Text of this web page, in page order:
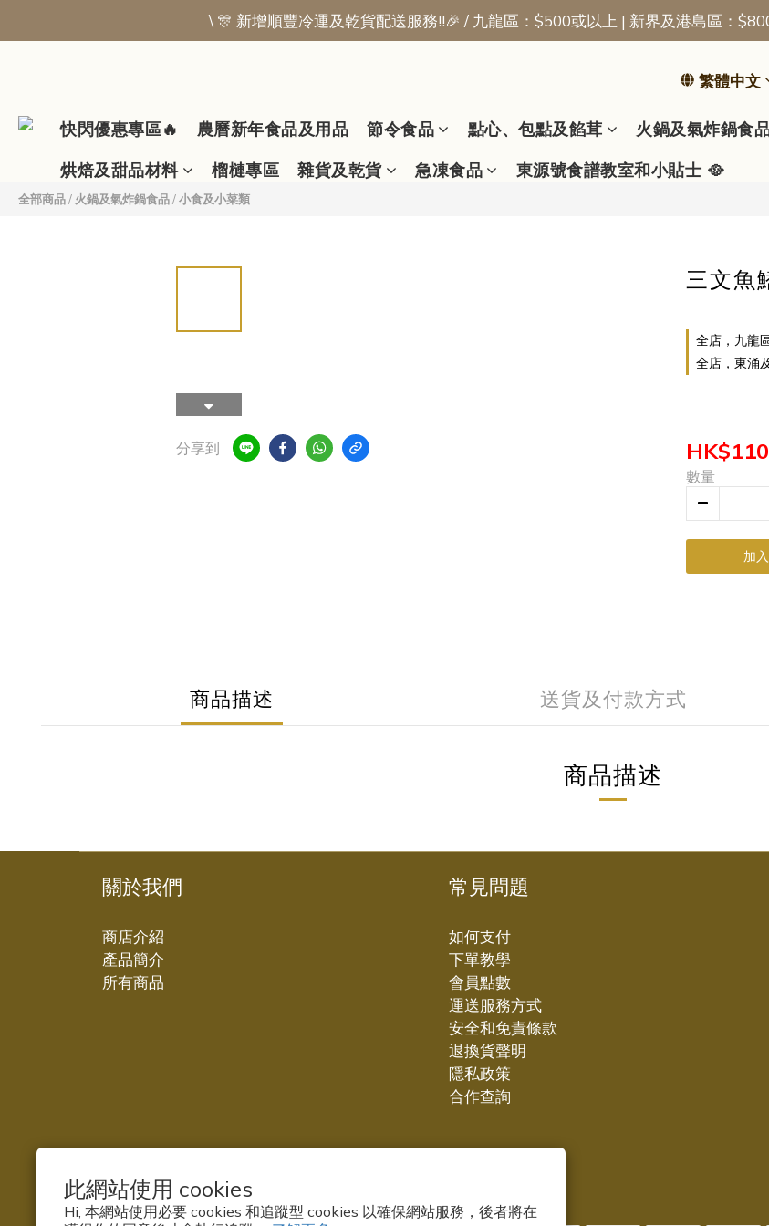
此網站使用 cookies
Hi, 本網站使用必要 cookies 和追蹤型 cookies 以確保網站服務，後者將在
📢新會員優惠 | 首張訂單即享$50迎新獎賞
\ 🎊 新增順豐冷運及乾貨配送服務!!🎉 / 九龍區：$500或以上 | 新界及港島區：
繁體中文
快閃優惠專區🔥 農曆新年食品及用品 節令食品 點心、包點及餡茸 火鍋及氣炸鍋食
烘焙及甜品材料
榴槤專區 雜貨及乾貨 急凍食品 東源號食譜教室和小貼士 🥘
全部商品/ 火鍋及氣炸鍋食品/小食及小菜類
分享到
三文魚
全店，九龍
全店，東涌
數量
加
商品描述 送貨及付款方式
商品描述
關於我們
商店介紹
產品簡介
所有商品
常見問題
如何支付
下單教學
會員點數
運送服務方式
安全和免責條款
退換貨聲明
隱私政策
合作查詢